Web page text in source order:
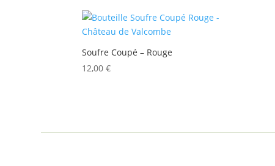
Soufre Coupé – Rouge
12,00€